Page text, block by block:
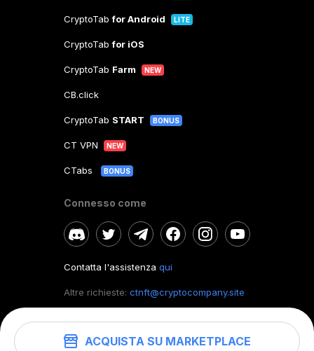
ACQUISTA SU MARKETPLACE
CryptoTabfor Android LITE
CryptoTabfor iOS
CryptoTab Farm NEW
CB.click
CryptoTab START BONUS
CT VPN NEW
CTabs BONUS
Connesso come
Contatta l'assistenza qui
Altre richieste: ctnft@cryptocompany.site